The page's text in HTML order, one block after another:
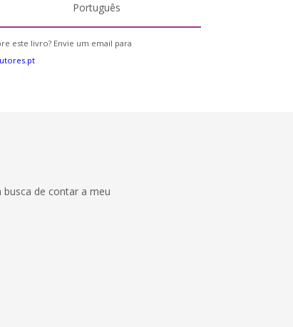
Português
este livro? Envie um email para
de contar a meu